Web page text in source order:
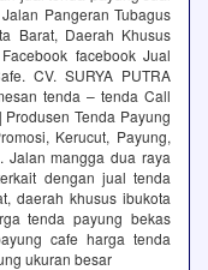
Pangeran Tubagus
Barat, Daerah Khusus
facebook Jual
CV. SURYA PUTRA
tenda – tenda Call
Tenda Payung
Kerucut, Payung,
Jalan mangga dua raya
dengan jual tenda
daerah khusus ibukota
tenda payung bekas
cafe harga tenda
ukuran besar